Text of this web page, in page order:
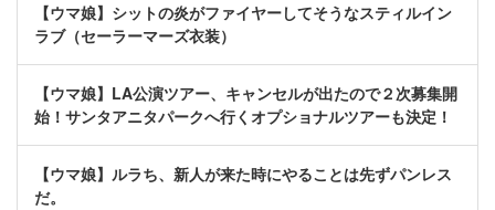
【ウマ娘】シットの炎がファイヤーしてそうなスティルイン
ラブ（セーラーマーズ衣装）
【ウマ娘】LA公演ツアー、キャンセルが出たので２次募集開
始！サンタアニタパークへ行くオプショナルツアーも決定！
【ウマ娘】ルラち、新人が来た時にやることは先ずパンレス
だ。